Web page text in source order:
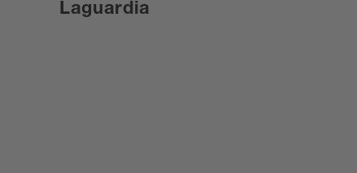
Laguardia